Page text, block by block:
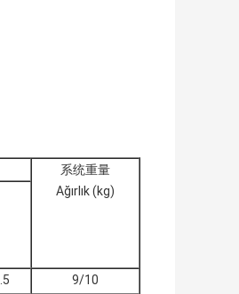
系统重量
Ağırlık (kg)
9/10